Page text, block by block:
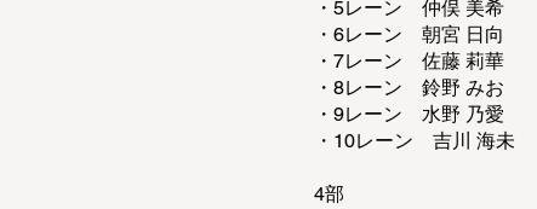
・5レーン 仲俣 美希
・6レーン 朝宮 日向
・7レーン 佐藤 莉華
・8レーン 鈴野 みお
・9レーン 水野 乃愛
・10レーン 吉川 海未​
4部